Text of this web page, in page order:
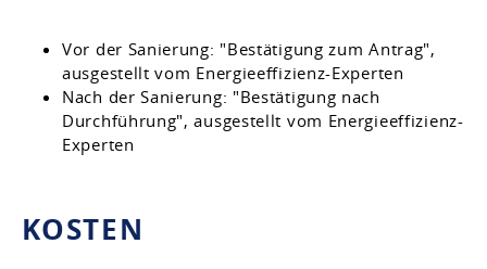
Vor der Sanierung: "Bestätigung zum Antrag",
ausgestellt vom Energieeffizienz-Experten
Nach der Sanierung: "Bestätigung nach
Durchführung", ausgestellt vom Energieeffizienz-
Experten
KOSTEN